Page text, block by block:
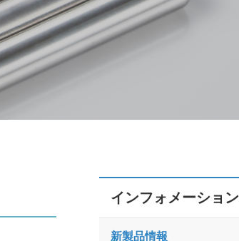
インフォメーション
新製品情報